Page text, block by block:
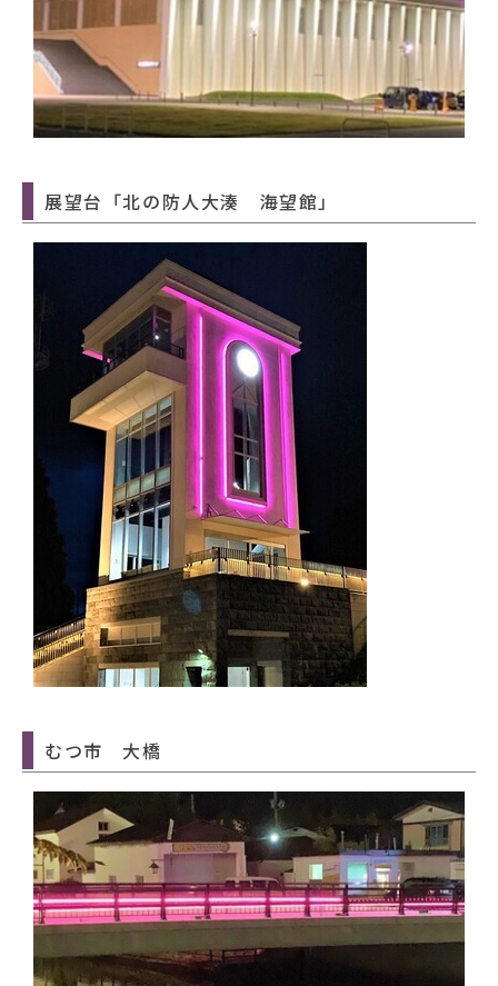
展望台「北の防人大湊 海望館」
むつ市 大橋